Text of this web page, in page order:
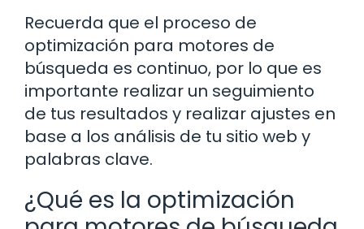
Recuerda que el proceso de
optimización para motores de
búsqueda es continuo, por lo que es
importante realizar un seguimiento
de tus resultados y realizar ajustes en
base a los análisis de tu sitio web y
palabras clave.
¿Qué es la optimización